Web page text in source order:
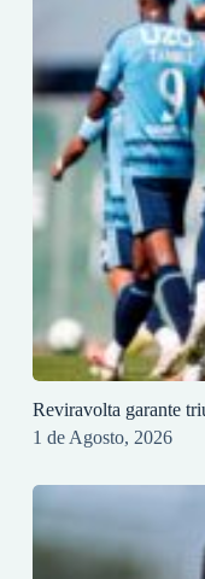
Reviravolta garante
1 de Agosto, 2026